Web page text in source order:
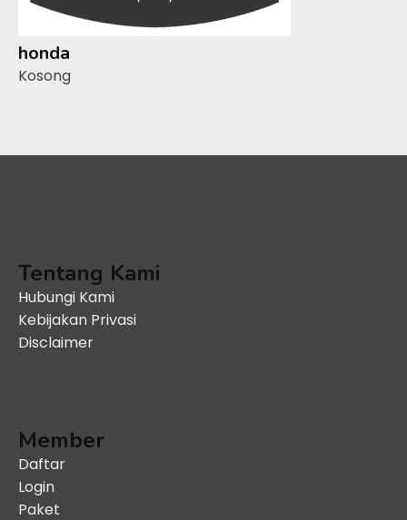
honda
Kosong
Tentang Kami
Hubungi Kami
Kebijakan Privasi
Disclaimer
Member
Daftar
Login
Paket